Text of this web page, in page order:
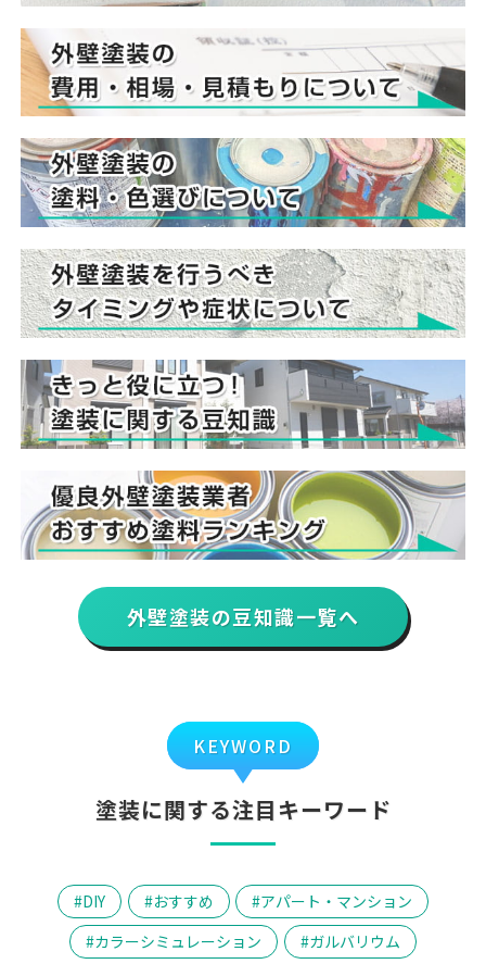
外壁塗装の豆知識一覧へ
KEYWORD
塗装に関する注目キーワード
DIY おすすめ
アパート・マンション
カラーシミュレーション
ガルバリウム